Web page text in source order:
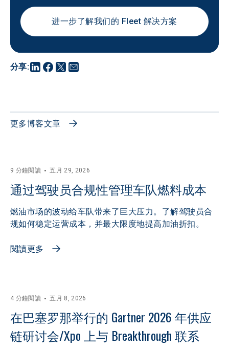
分享:
进一步了解我们的 Fleet 解决方案
更多博客文章
9 分鐘閱讀 五月 29, 2026
通过驾驶员合规性管理车队燃料成本
燃油市场的波动给车队带来了巨大压力。了解驾驶员合
规如何稳定运营成本，并最大限度地提高加油折扣。
閱讀更多
4 分鐘閱讀 五月 8, 2026
在巴塞罗那举行的 Gartner 2026 年供应
链研讨会/Xpo 上与 Breakthrough 联系